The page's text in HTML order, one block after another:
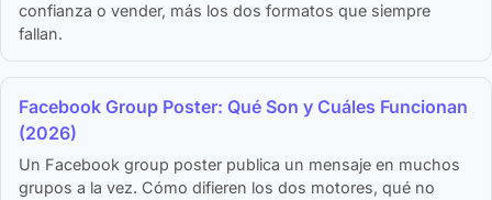
confianza o vender, más los dos formatos que siempre
fallan.
Facebook Group Poster: Qué Son y Cuáles Funcionan
(2026)
Un Facebook group poster publica un mensaje en muchos
grupos a la vez. Cómo difieren los dos motores, qué no